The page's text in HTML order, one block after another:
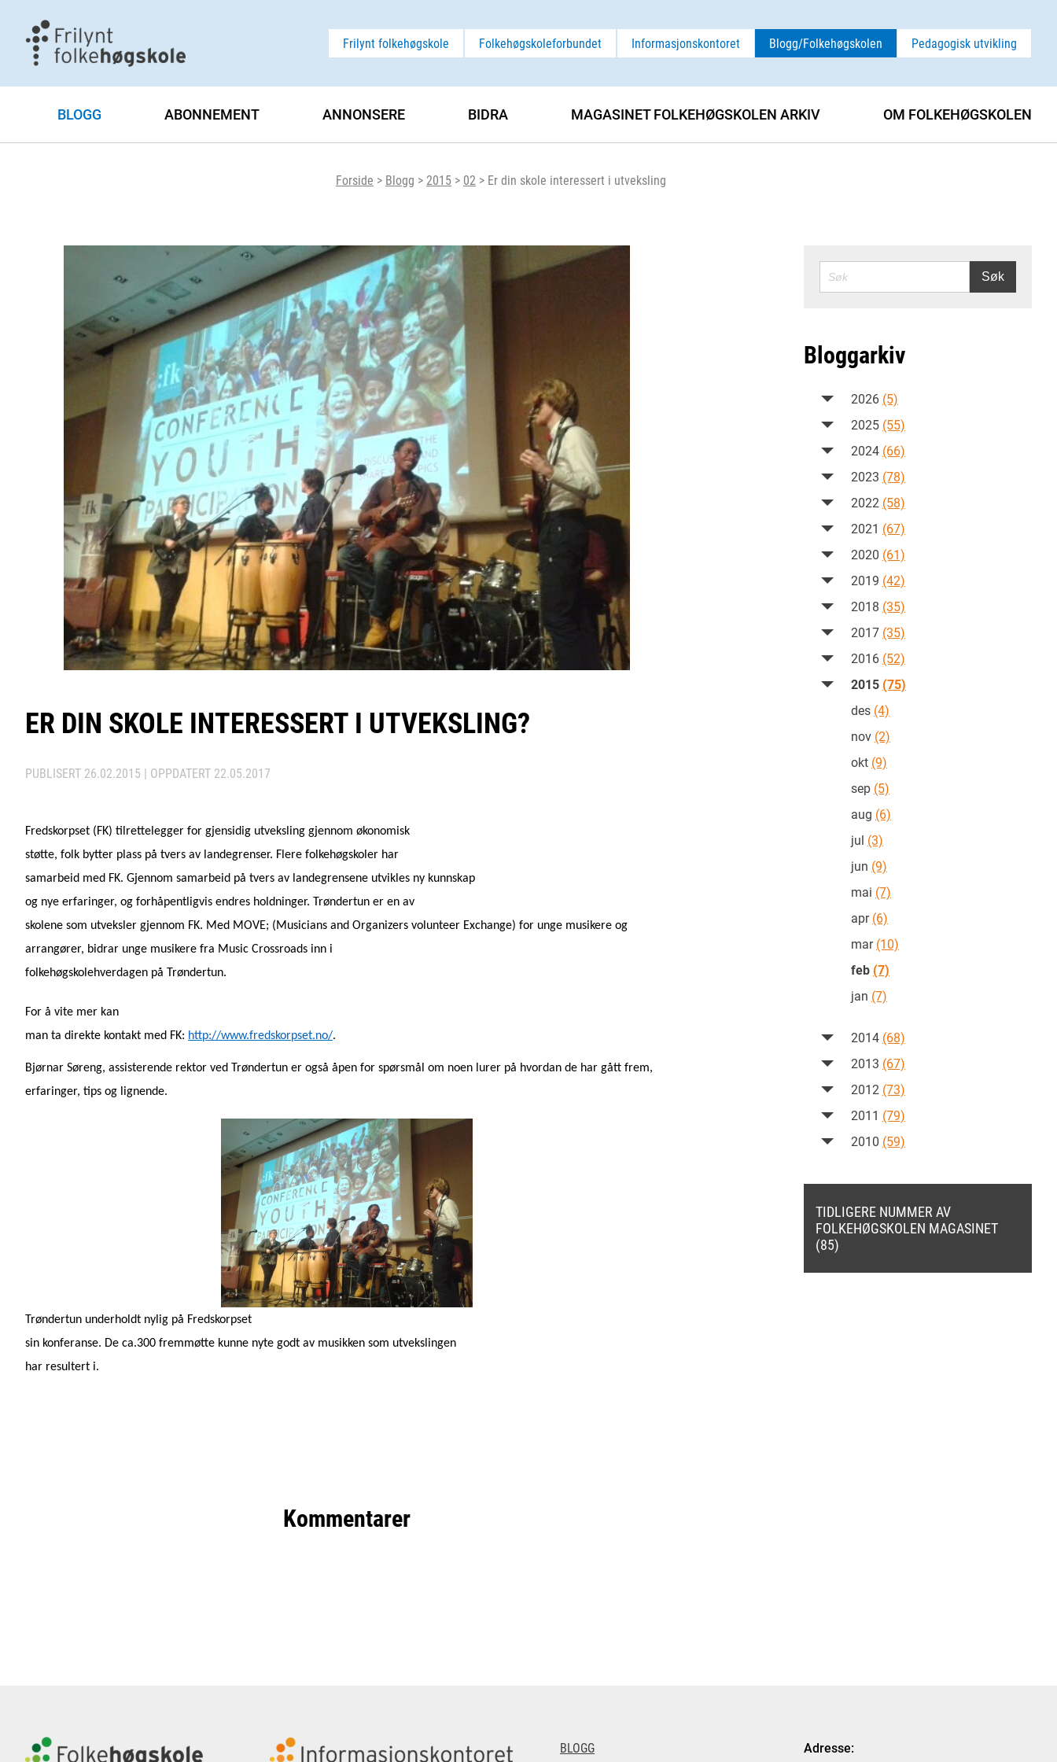
Frilynt folkehøgskole Folkehøgskoleforbundet Informasjonskontoret Blogg/Folkehøgskolen Pedagogisk utvikling
Forside > Blogg > 2015 > 02 > Er din skole interessert i utveksling
BLOGG ABONNEMENT ANNONSERE BIDRA MAGASINET FOLKEHØGSKOLEN ARKIV OM FOLKEHØGSKOLEN
ER DIN SKOLE INTERESSERT I UTVEKSLING?
PUBLISERT 26.02.2015 | OPPDATERT 22.05.2017
Fredskorpset (FK) tilrettelegger for gjensidig utveksling gjennom økonomisk
støtte, folk bytter plass på tvers av landegrenser. Flere folkehøgskoler har
samarbeid med FK. Gjennom samarbeid på tvers av landegrensene utvikles ny kunnskap
og nye erfaringer, og forhåpentligvis endres holdninger. Trøndertun er en av
skolene som utveksler gjennom FK. Med MOVE; (Musicians and Organizers volunteer Exchange) for unge musikere og
arrangører, bidrar unge musikere fra Music Crossroads inn i
folkehøgskolehverdagen på Trøndertun.
For å vite mer kan
man ta direkte kontakt med FK: http://www.fredskorpset.no/.
Bjørnar Søreng, assisterende rektor ved Trøndertun er også åpen for spørsmål om noen lurer på hvordan de har gått frem,
erfaringer, tips og lignende.
Trøndertun underholdt nylig på Fredskorpset
sin konferanse. De ca.300 fremmøtte kunne nyte godt av musikken som utvekslingen
har resultert i.
Kommentarer
SØK Søk
Bloggarkiv
2026 (5)
2025 (55)
2024 (66)
2023 (78)
2022 (58)
2021 (67)
2020 (61)
2019 (42)
2018 (35)
2017 (35)
2016 (52)
2015 (75)
des (4)
nov (2)
okt (9)
sep (5)
aug (6)
jul (3)
jun (9)
mai (7)
apr(6)
mar(10)
feb (7)
jan (7)
2014 (68)
2013 (67)
2012 (73)
2011 (79)
2010 (59)
TIDLIGERE NUMMER AV
FOLKEHØGSKOLEN MAGASINET
(85)
BLOGG
Adresse: